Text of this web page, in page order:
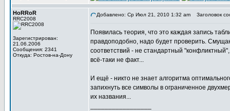
HoRRoR
RRC2008
Зарегистрирован:
21.06.2006
Сообщения: 2341
Откуда: Ростов-на-Дону
Добавлено: Ср Июл 21, 2010 1:32 am Заголовок
Появилась теория, что это каждая запись
правдоподобно, надо будет проверить.
соответствий - не стандартный
всё-таки не факт...
И ещё - никто не знает алгоритма
запихнуть все символы в ограниченное
их названия...